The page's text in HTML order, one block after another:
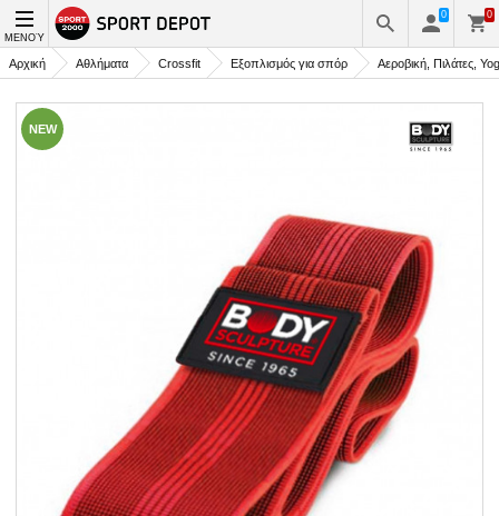
ΜΕΝΟΎ
0 0
Αρχική Αθλήματα Crossfit Εξοπλισμός για σπόρ Αεροβική, Πιλάτες,
NEW